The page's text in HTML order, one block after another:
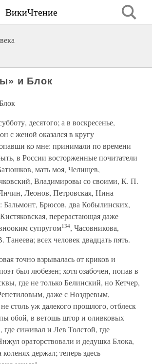
ВикиЧтение
и Блок
десятого; а в воскресенье,
с женой оказался в кругу
ко мне: принимали по времени
в России восторженные почитатели
мать моя, Челищев,
Владимировы со своими, К. П.
Леонов, Петровская, Нина
Брюсов, два Кобылинских,
перерастающая даже
супругом134, Часовникова,
всех человек двадцать пять.
точно взрывалась от криков и
был любезен; хотя озабочен, попав в
где не только Белинский, но Кетчер,
даже с Ноздревым,
столь уж далекого прошлого, отблеск
обой, в ветошь штор и оливковых
где сиживал и Лев Толстой, где
ораторствовали и дедушка Блока,
держал; теперь здесь